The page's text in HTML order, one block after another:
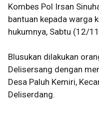
Kombes Pol Irsan
bantuan kepada warga
hukumnya, Sabtu (12/
Blusukan dilakukan
Delisersang dengan
Desa Paluh Kemiri,
Deliserdang.